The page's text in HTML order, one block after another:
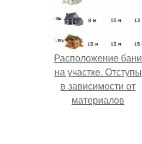
герметик
Расположение бани
на участке. Отступы
в зависимости от
материалов